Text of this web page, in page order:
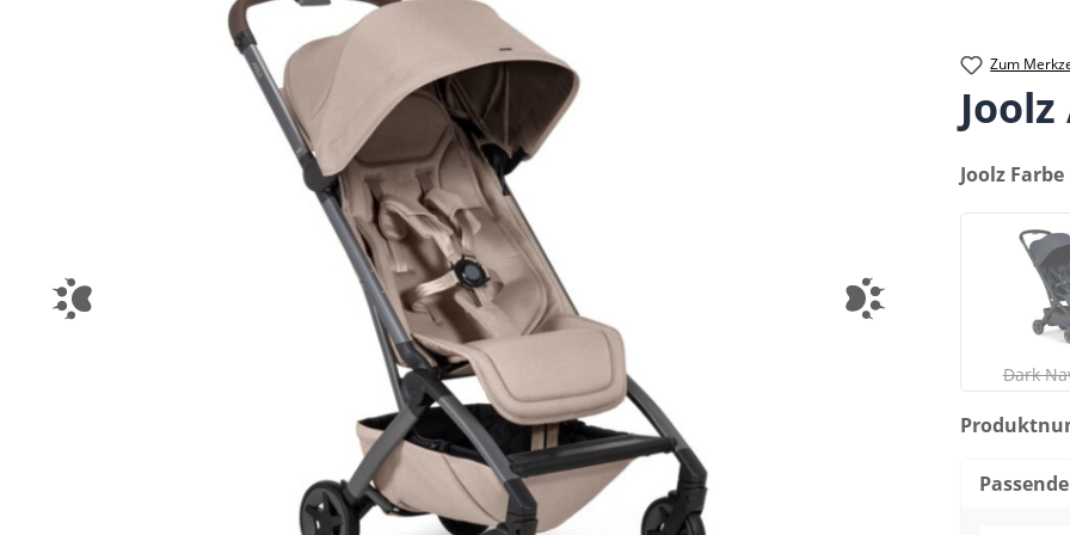
Zum
auswählen
Joolz Farbe
Dark